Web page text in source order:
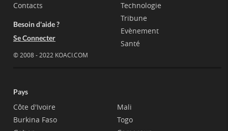
Contacts
Besoin d'aide ?
Se Connecter
© 2008 - 2022 KOACI.COM
Technologie
Tribune
Evènement
Santé
Pays
Côte d'Ivoire
Burkina Faso
Mali
Togo